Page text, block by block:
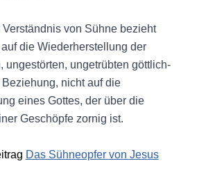
von Sühne bezieht
die Wiederherstellung der
ungestörten, ungetrübten göttlich-
nicht auf die
eines Gottes, der über die
Geschöpfe zornig ist.
Das Sühneopfer von Jesus